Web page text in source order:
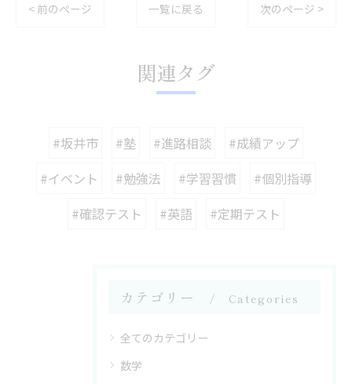
< 前のページ 一覧に戻る 次のページ >
関連タグ
#坂井市 #塾 #進路相談
#成績アップ
#イベント
#勉強法 #学習習慣
#個別指導
#確認テスト
#英語 #定期テスト
カテゴリー Categories
全てのカテゴリー
数学